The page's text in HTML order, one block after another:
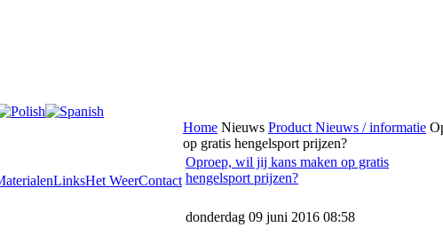
LinksHet WeerContact
Home Nieuws Product Nieuws / informatie
op gratis hengelsport prijzen?
Oproep, wil jij kans maken op gratis
hengelsport prijzen?
donderdag 09 juni 2016 08:58